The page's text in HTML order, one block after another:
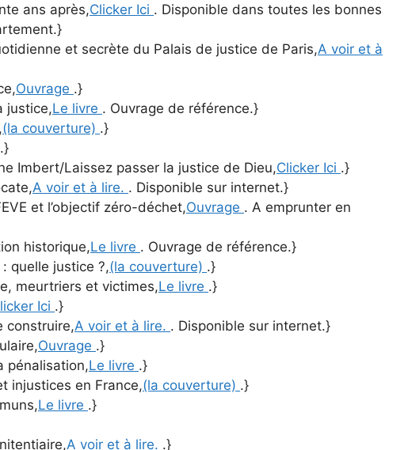
ans après,Clicker Ici . Disponible dans toutes les bonnes
et secrète du Palais de justice de Paris,A voir et à
Ouvrage .}
justice,Le livre . Ouvrage de référence.}
(la couverture) .}
.}
Imbert/Laissez passer la justice de Dieu,Clicker Ici .}
A voir et à lire. . Disponible sur internet.}
et l’objectif zéro-déchet,Ouvrage . A emprunter en
historique,Le livre . Ouvrage de référence.}
quelle justice ?,(la couverture) .}
meurtriers et victimes,Le livre .}
Ici .}
construire,A voir et à lire. . Disponible sur internet.}
Ouvrage .}
pénalisation,Le livre .}
injustices en France,(la couverture) .}
Le livre .}
A voir et à lire. .}